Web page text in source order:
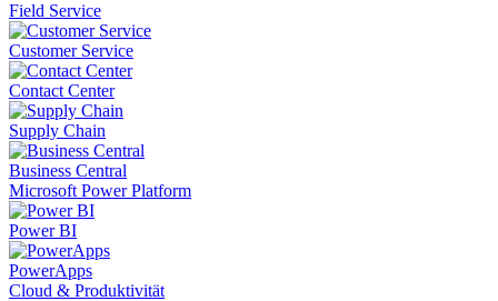
Field Service
Customer Service
Contact Center
Supply Chain
Business Central
Microsoft Power Platform
Power BI
PowerApps
Cloud & Produktivität